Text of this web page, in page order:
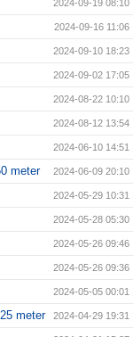
2024-09-19 08:10
2024-09-16 11:06
2024-09-10 18:23
2024-09-02 17:05
2024-08-22 10:10
2024-08-12 13:54
2024-06-10 14:51
meter 2024-06-09 20:10
2024-05-29 10:31
2024-05-28 05:30
2024-05-26 09:46
2024-05-26 09:36
2024-05-05 00:01
meter 2024-04-29 19:31